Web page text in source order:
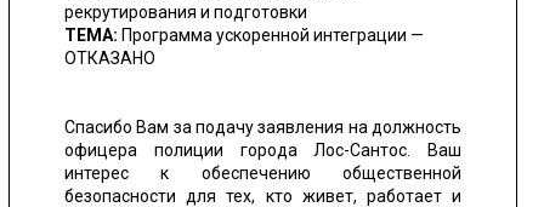
рекрутирования и подготовки
ТЕМА: Программа ускоренной интеграции —
ОТКАЗАНО
Спасибо Вам за подачу заявления на должность
офицера полиции города Лос-Сантос. Ваш
интерес к обеспечению общественной
безопасности для тех, кто живет, работает и